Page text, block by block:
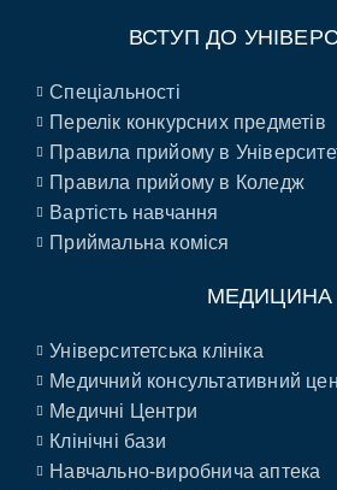
ВСТУП ДО
Спеціальності
Перелік конкурсних предметів
Правила прийому в
Правила прийому в Коледж
Вартість навчання
Приймальна коміся
МЕДИЦИНА
Університетська клініка
Медичний консультативний
Медичні Центри
Клінічні бази
Навчально-виробнича аптека